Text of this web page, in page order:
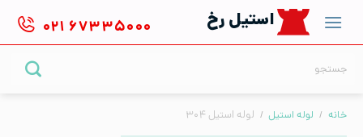
content
استیل رخ ۰۲۱ ۶۷۳۳۵۰۰۰
خانه / لوله استیل / لوله استیل ۳۰۴